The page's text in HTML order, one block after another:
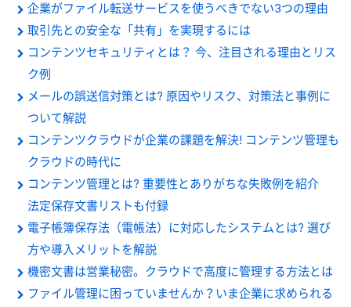
企業がファイル転送サービスを使うべきでない3つの理由
取引先との安全な「共有」を実現するには
コンテンツセキュリティとは？ 今、注目される理由とリス
ク例
メールの誤送信対策とは? 原因やリスク、対策法と事例に
ついて解説
コンテンツクラウドが企業の課題を解決! コンテンツ管理も
クラウドの時代に
コンテンツ管理とは? 重要性とありがちな失敗例を紹介
法定保存文書リストも付録
電子帳簿保存法（電帳法）に対応したシステムとは? 選び
方や導入メリットを解説
機密文書は営業秘密。クラウドで高度に管理する方法とは
ファイル管理に困っていませんか？いま企業に求められる